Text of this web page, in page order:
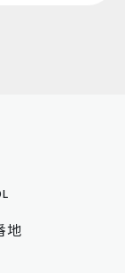
地